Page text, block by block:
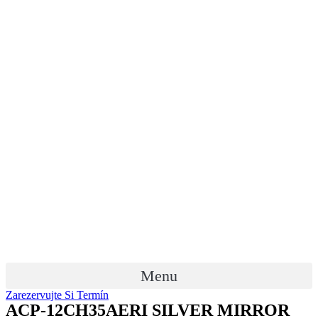
Menu
Zarezervujte Si Termín
ACP-12CH35AERI SILVER MIRROR